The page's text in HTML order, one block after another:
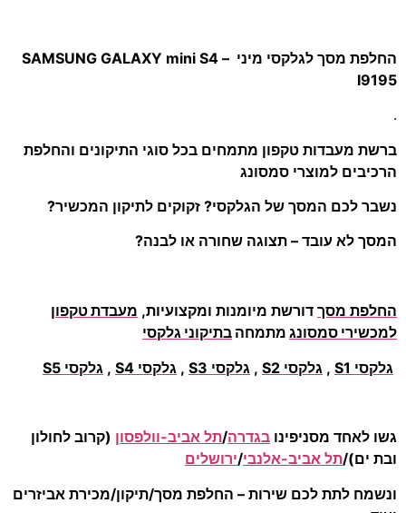
החלפת מסך לגלקסי מיני – SAMSUNG GALAXY mini S4
I9195
.
ברשת מעבדות טקפון מתמחים בכל סוגי התיקונים והחלפת
הרכיבים למוצרי סמסונג
נשבר לכם המסך של הגלקסי? זקוקים לתיקון המכשיר?
המסך לא עובד – תצוגה שחורה או לבנה?
החלפת מסך דורשת מיומנות ומקצועיות, מעבדת טקפון
למכשירי סמסונג מתמחה בתיקוני גלקסי
גלקסי S1
, גלקסי S2 , גלקסי S3 , גלקסי S4 , גלקסי S5
גשו לאחד מסניפינו בגדרה/תל אביב-וולפסון (קרוב לחולון
ובת ים)/תל אביב-אלנבי/ירושלים
ונשמח לתת לכם שירות – החלפת מסך/תיקון/מכירת אביזרים